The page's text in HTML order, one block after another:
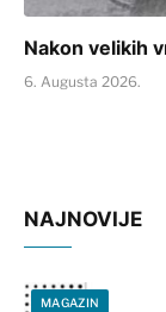
Nakon velikih
6. Augusta 2026.
NAJNOVIJE
MAGAZIN